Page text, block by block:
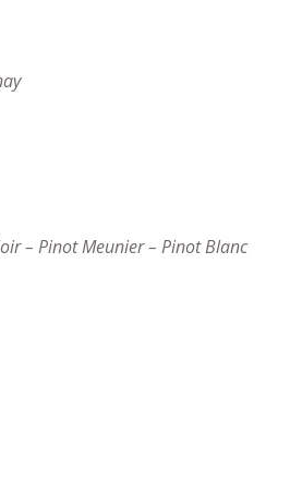
– Pinot Meunier – Pinot Blanc